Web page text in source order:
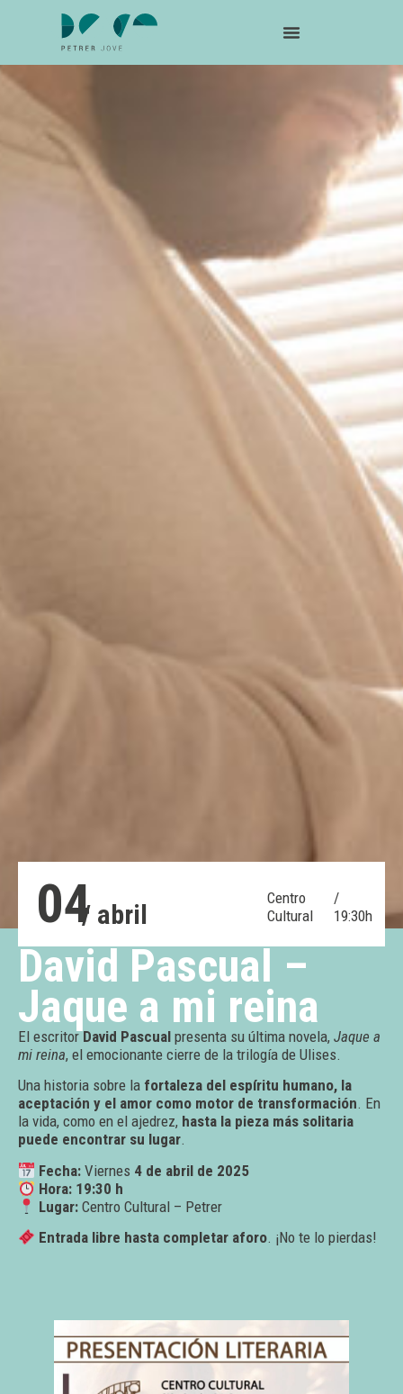
04/ abril
Centro
Cultural
/
19:30h
David Pascual –
Jaque a mi reina
El escritorDavid Pascual presenta su última novela, Jaque a
mi reina, el emocionante cierre de la trilogía de Ulises.
Una historia sobre la fortaleza del espíritu humano, la
aceptación y el amor como motor de transformación. En
la vida, como en el ajedrez, hasta la pieza más solitaria
puede encontrar su lugar.
Fecha: Viernes 4 de abril de 2025
Hora: 19:30 h
Lugar: Centro Cultural – Petrer
Entrada libre hasta completar aforo. ¡No te lo pierdas!